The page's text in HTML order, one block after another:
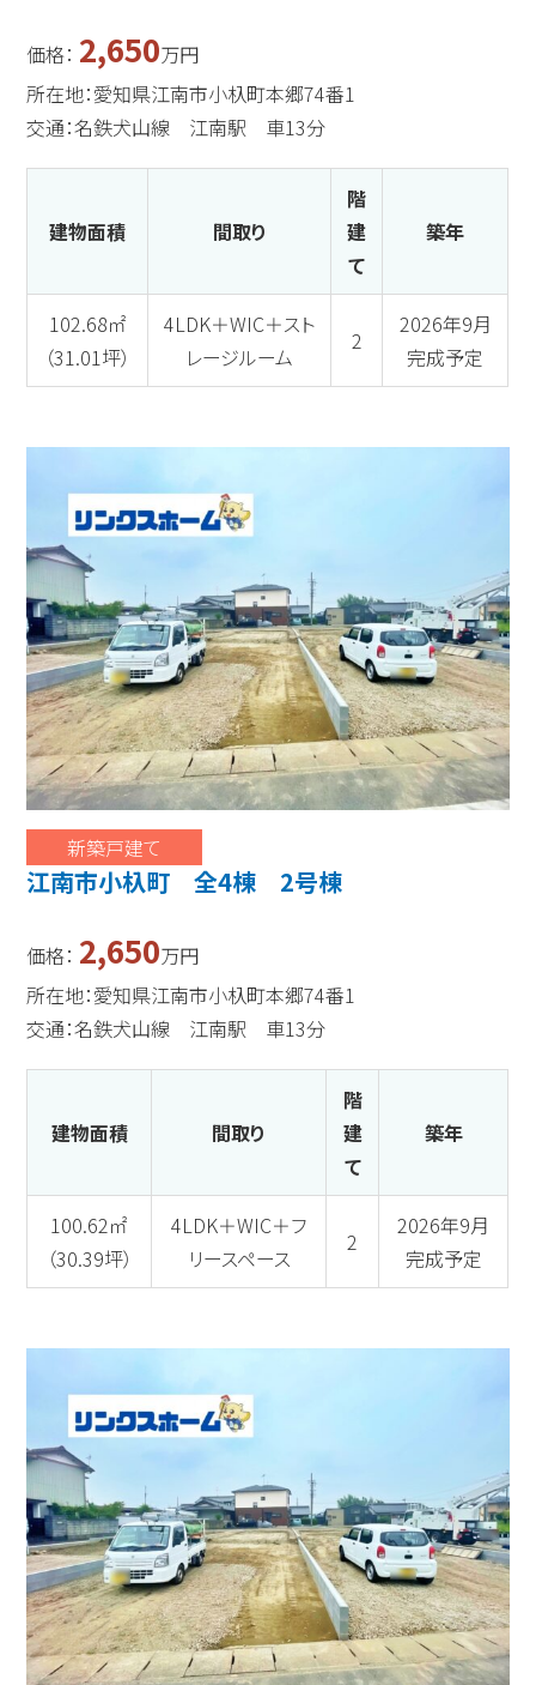
価格： 2,650万円
所在地：愛知県江南市小杁町本郷74番1
交通：名鉄犬山線 江南駅 車13分
建物面積 間取り
階
建
て
築年
102.68㎡
（31.01坪）
4LDK＋WIC＋スト
レージルーム
2
2026年9月
完成予定
新築戸建て
江南市小杁町 全4棟 2号棟
価格： 2,650万円
所在地：愛知県江南市小杁町本郷74番1
交通：名鉄犬山線 江南駅 車13分
建物面積 間取り
階
建
て
築年
100.62㎡
（30.39坪）
4LDK＋WIC＋フ
リースペース
2
2026年9月
完成予定